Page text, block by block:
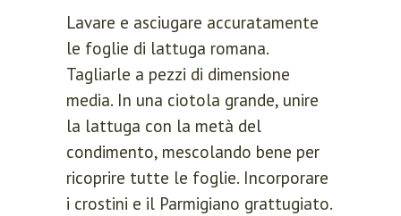
Lavare e asciugare accuratamente
le foglie di lattuga romana.
Tagliarle a pezzi di dimensione
media. In una ciotola grande, unire
la lattuga con la metà del
condimento, mescolando bene per
ricoprire tutte le foglie. Incorporare
i crostini e il Parmigiano grattugiato.